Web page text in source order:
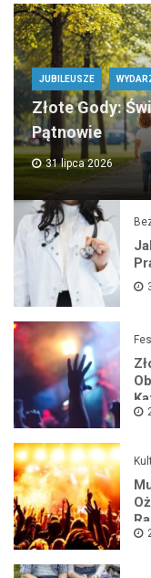
JUBILEUSZE
Złote Gody:
Pątnowie
31 lipca 2026